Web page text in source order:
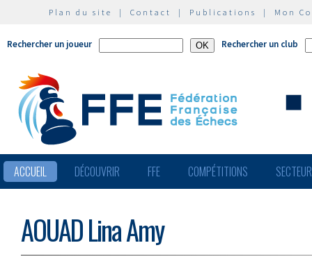
Plan du site | Contact | Publications | Mon
Rechercher un joueur Rechercher un club
ACCUEIL DÉCOUVRIR FFE COMPÉTITIONS
AOUAD Lina Amy